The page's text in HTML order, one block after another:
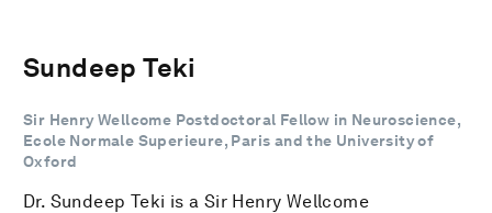
Sundeep Teki
Sir Henry Wellcome Postdoctoral Fellow in Neuroscience,
Ecole Normale Superieure, Paris and the University of
Oxford
Dr. Sundeep Teki is a Sir Henry Wellcome